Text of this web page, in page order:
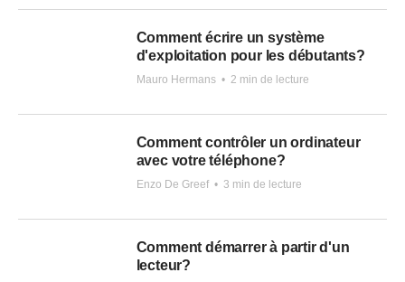
Comment écrire un système
d'exploitation pour les débutants?
Mauro Hermans • 2 min de lecture
Comment contrôler un ordinateur
avec votre téléphone?
Enzo De Greef • 3 min de lecture
Comment démarrer à partir d'un
lecteur?